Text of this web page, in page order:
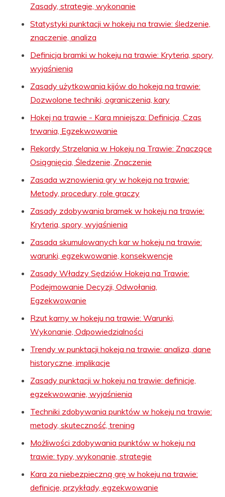
Zasady, strategie, wykonanie
Statystyki punktacji w hokeju na trawie: śledzenie,
znaczenie, analiza
Definicja bramki w hokeju na trawie: Kryteria, spory,
wyjaśnienia
Zasady użytkowania kijów do hokeja na trawie:
Dozwolone techniki, ograniczenia, kary
Hokej na trawie - Kara mniejsza: Definicja, Czas
trwania, Egzekwowanie
Rekordy Strzelania w Hokeju na Trawie: Znaczące
Osiągnięcia, Śledzenie, Znaczenie
Zasada wznowienia gry w hokeja na trawie:
Metody, procedury, role graczy
Zasady zdobywania bramek w hokeju na trawie:
Kryteria, spory, wyjaśnienia
Zasada skumulowanych kar w hokeju na trawie:
warunki, egzekwowanie, konsekwencje
Zasady Władzy Sędziów Hokeja na Trawie:
Podejmowanie Decyzji, Odwołania,
Egzekwowanie
Rzut karny w hokeju na trawie: Warunki,
Wykonanie, Odpowiedzialności
Trendy w punktacji hokeja na trawie: analiza, dane
historyczne, implikacje
Zasady punktacji w hokeju na trawie: definicje,
egzekwowanie, wyjaśnienia
Techniki zdobywania punktów w hokeju na trawie:
metody, skuteczność, trening
Możliwości zdobywania punktów w hokeju na
trawie: typy, wykonanie, strategie
Kara za niebezpieczną grę w hokeju na trawie:
definicje, przykłady, egzekwowanie